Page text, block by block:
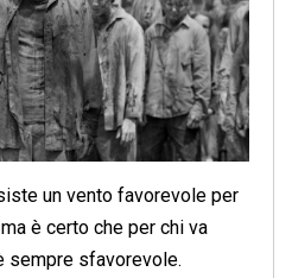
un vento favorevole per
è certo che per chi va
sempre sfavorevole.